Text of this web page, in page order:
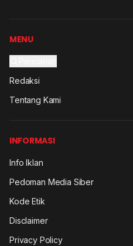
MENU
Redaksi
Tentang Kami
INFORMASI
Info Iklan
Pedoman Media Siber
Kode Etik
Disclaimer
Privacy Policy